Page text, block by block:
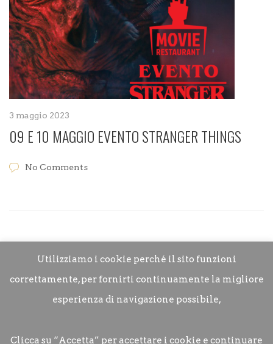
3 maggio 2023
09 E 10 MAGGIO EVENTO STRANGER THINGS
No Comments
Utilizziamo i cookie perché il sito funzioni
correttamente, per fornirti continuamente la migliore
esperienza di navigazione possibile,
Clicca su “Accetta” per accettare i cookie e continuare